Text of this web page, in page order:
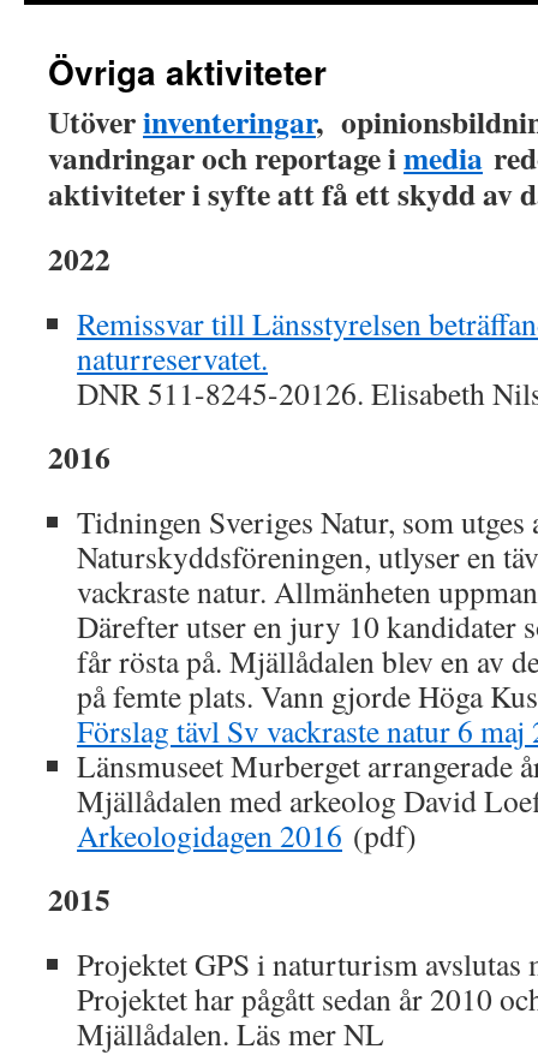
Övriga aktiviteter
Utöverinventeringar,
vandringar och reportage imedia
aktiviteter i syfte att få ett skydd av
2022
Remissvar till Länsstyrelsen
naturreservatet.
DNR 511-8245-20126. Elisabeth
2016
Tidningen Sveriges Natur, som utges
Naturskyddsföreningen, utlyser en
vackraste natur. Allmänheten
Därefter utser en jury 10 kandidater
får rösta på. Mjällådalen blev en av
på femte plats. Vann gjorde Höga
Förslag tävl Sv vackraste natur 6 maj
Länsmuseet Murberget arrangerade
Mjällådalen med arkeolog David
Arkeologidagen 2016 (pdf)
2015
Projektet GPS i naturturism avslutas
Projektet har pågått sedan år 2010
Mjällådalen. Läs mer NL